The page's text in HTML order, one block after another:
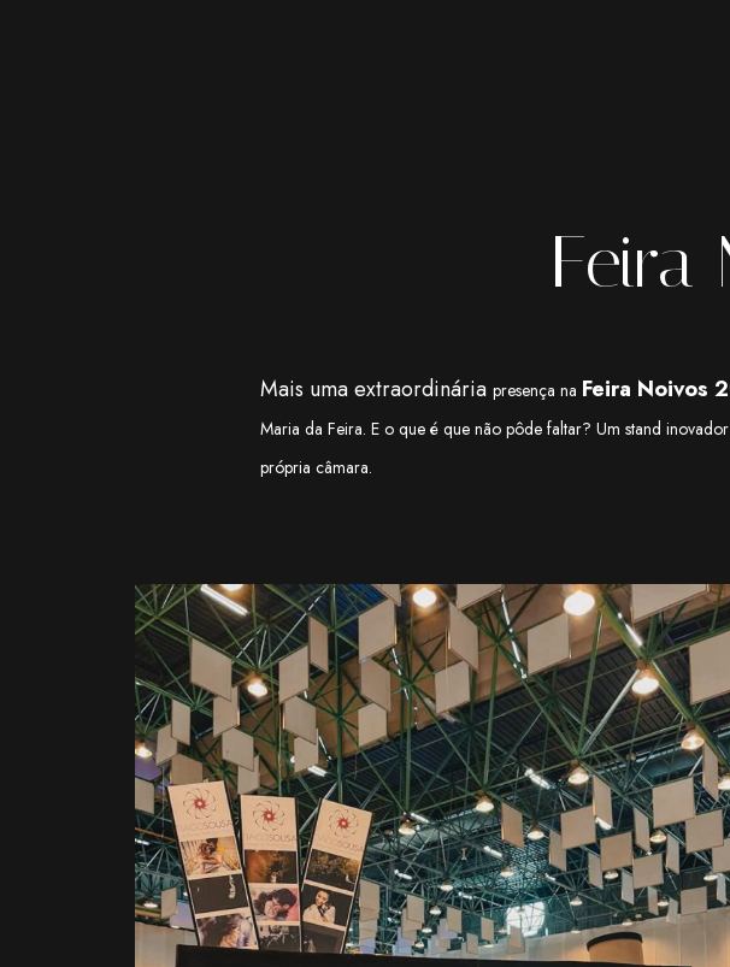
Feira
Mais uma extraordinária presença na Feira Noivos
Maria da Feira. E o que é que não pôde faltar? Um stand
própria câmara.